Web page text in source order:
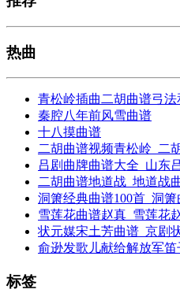
热曲
青松岭插曲二胡曲谱弓
秦腔八年前风雪曲谱
十八摸曲谱
二胡曲谱视频青松岭_二
吕剧曲牌曲谱大全_山东
二胡曲谱地道战_地道战
洞箫经典曲谱100首_洞箫
雪莲花曲谱赵真_雪莲花
状元媒宋土芳曲谱_京剧
俞逊发歌儿献给解放军
标签